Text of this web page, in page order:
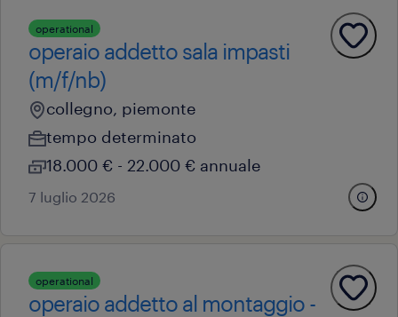
operational
operaio addetto sala impasti
(m/f/nb)
collegno, piemonte
tempo determinato
18.000 € - 22.000 € annuale
7 luglio 2026
operational
operaio addetto al montaggio -